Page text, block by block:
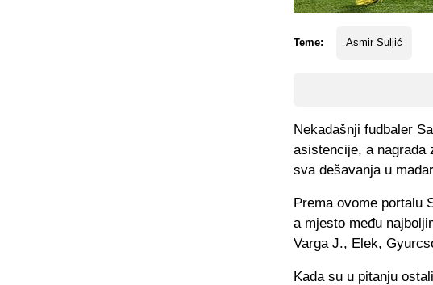
Teme: Asmir Suljić
Nekadašnji fudbaler
asistencije, a nagrada
sva dešavanja u
Prema ovome portalu
a mjesto među
Varga J., Elek,
Kada su u pitanju